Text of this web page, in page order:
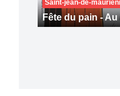
Saint-jean-de-
Fête du pain -